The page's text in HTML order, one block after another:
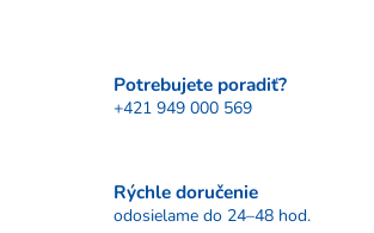
Potrebujete poradiť?
+421 949 000 569
Rýchle doručenie
odosielame do 24–48 hod.